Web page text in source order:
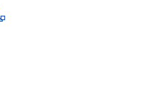
,